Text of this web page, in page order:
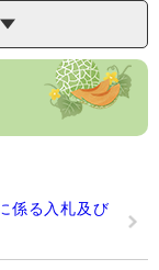
係る入札及び